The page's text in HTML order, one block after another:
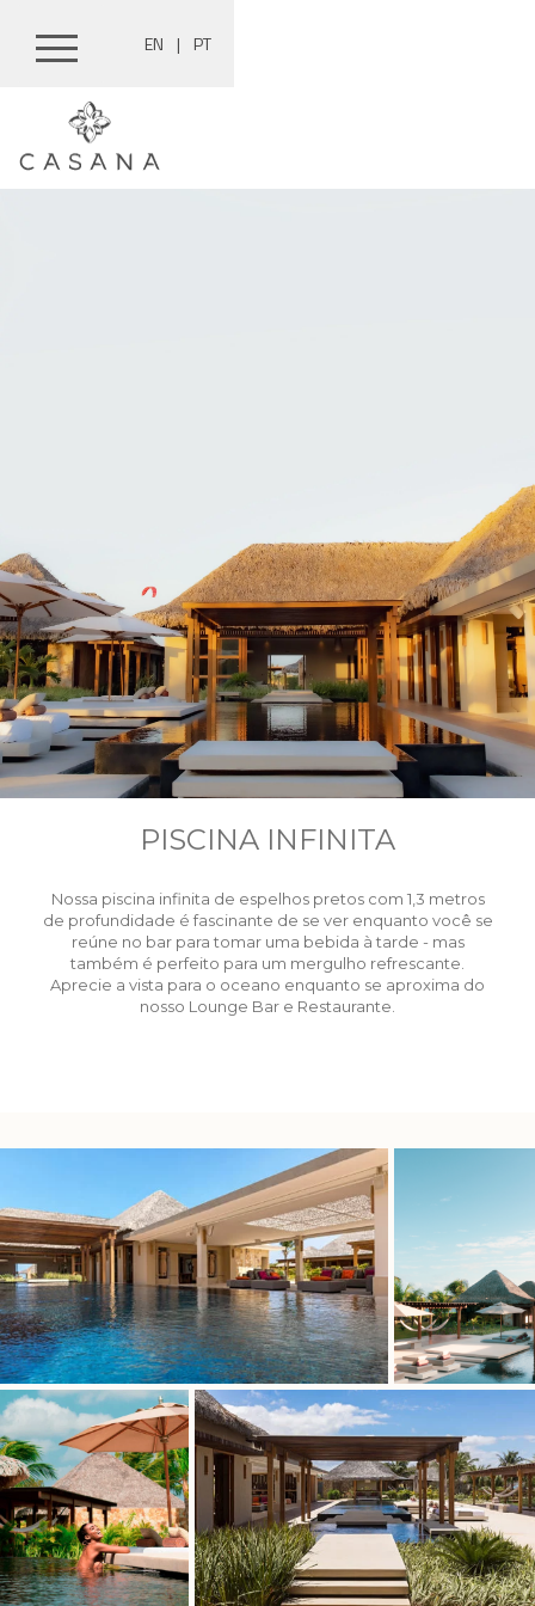
Pular
conteúdo
EN | PT
PISCINA INFINITA
Nossa piscina infinita de espelhos pretos com 1,3 metros
de profundidade é fascinante de se ver enquanto você se
reúne no bar para tomar uma bebida à tarde - mas
também é perfeito para um mergulho refrescante.
Aprecie a vista para o oceano enquanto se aproxima do
nosso Lounge Bar e Restaurante.